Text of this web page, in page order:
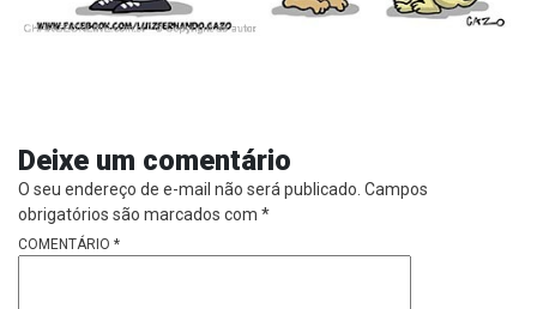
Deixe um comentário
O seu endereço de e-mail não será publicado. Campos
obrigatórios são marcados com *
COMENTÁRIO *